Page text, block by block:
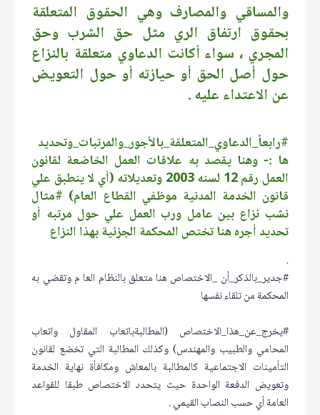
والمساقي والمصارف وهي الحقوق المتعلقة
بحقوق ارتفاق الري مثل حق الشرب وحق
المجري ، سواء أكانت الدعاوي متعلقة بالنزاع
حول أصل الحق أو حيازته أو حول التعويض
عن الاعتداء عليه .
#رابعاً_الدعاوي_المتعلقة_بالأجور_والمرتبات_وتحديد
ها :- وهنا يقصد به علاقات العمل الخاضعة لقانون
العمل رقم 12 لسنه 2003 وتعديلاته (أي لا ينطبق علي
قانون الخدمة المدنية موظفي القطاع العام) #مثال
نشب نزاع بين عامل ورب العمل علي حول مرتبه أو
تحديد أجره هنا تختص المحكمة الجزئية بهذا النزاع
.
#جدير_بالذكر_أن _الاختصاص هنا متعلق بالنظام العا م وتقضي به
المحكمة من تلقاء نفسها
#يخرج_عن_هذا_الاختصاص (المطالبةباتعاب المقاول واتعاب
المحامي والطبيب والمهندس) وكذلك المطالبة التي تخضع لقانون
التأمينات الاجتماعية كالمطالبة بالمعاش ومكافأة نهاية الخدمة
وتعويض الدفعة الواحدة حيث يتحدد الاختصاص طبقا للقواعد
العامة أي حسب النصاب القيمي .